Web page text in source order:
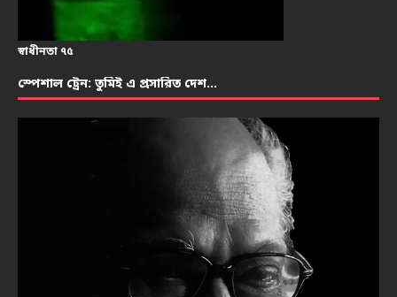
স্বাধীনতা ৭৫
স্পেশাল ট্রেন: তুমিই এ প্রসারিত দেশ…